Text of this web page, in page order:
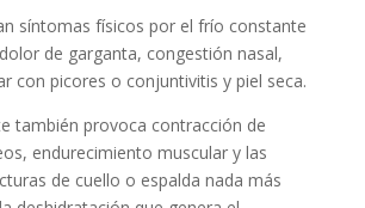
síntomas físicos por el frío constante
de garganta, congestión nasal,
con picores o conjuntivitis y piel seca.
también provoca contracción de
endurecimiento muscular y las
de cuello o espalda nada más